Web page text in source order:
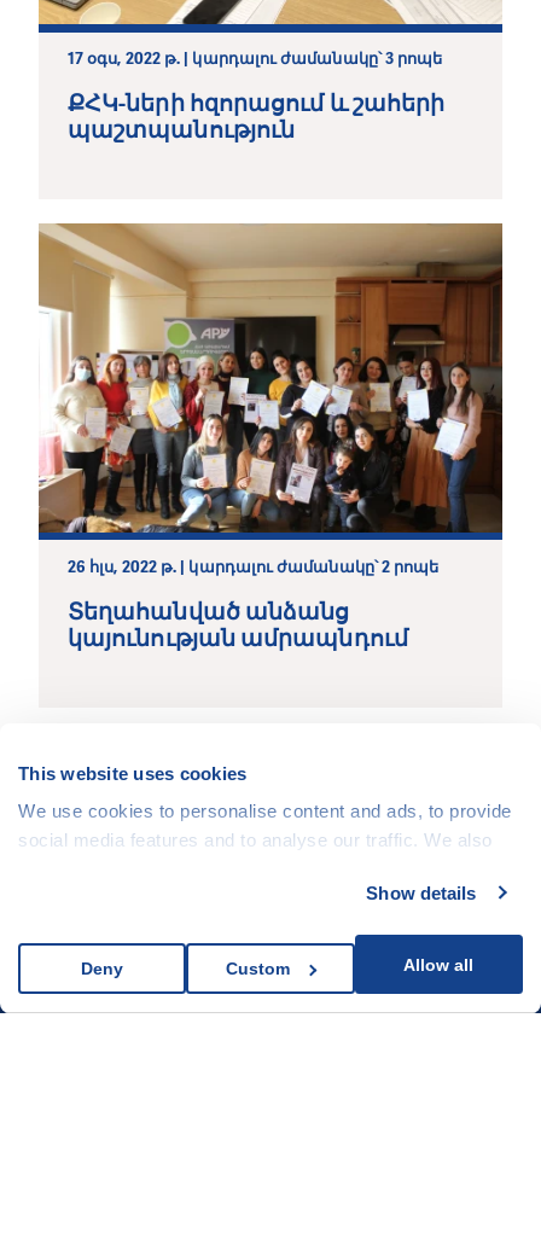
This website uses cookies
We use cookies to personalise content and ads, to provide
social media features and to analyse our traffic. We also
media, advertising and analytics partners who may
them or that they’ve collected from your use of their
Show details
Allow all
Custom
Deny
17 օգս, 2022 թ. | կարդալու ժամանակը՝ 3 րոպե
ՔՀԿ-ների հզորացում և շահերի
26 հլս, 2022 թ. | կարդալու ժամանակը՝ 2 րոպե
Տեղահանված անձանց
ԱՅԼ ՀՈԴՎԱԾՆԵՐ
Հետևեք մեզ սոցիալական